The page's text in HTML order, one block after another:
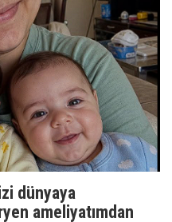
dünyaya
ameliyatımdan